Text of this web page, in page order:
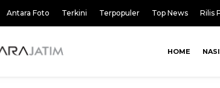
Antara Foto Terkini Terpopuler Top News Rilis
HOME